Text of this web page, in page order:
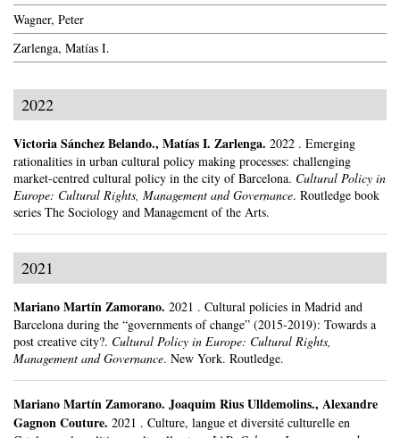
2022
Victoria Sánchez Belando., Matías I. Zarlenga. 2022 . Emerging
rationalities in urban cultural policy making processes: challenging
market-centred cultural policy in the city of Barcelona. Cultural Policy in
Europe: Cultural Rights, Management and Governance. Routledge book
series The Sociology and Management of the Arts.
2021
Mariano Martín Zamorano. 2021 . Cultural policies in Madrid and
Barcelona during the “governments of change” (2015-2019): Towards a
post creative city?. Cultural Policy in Europe: Cultural Rights,
Management and Governance. New York. Routledge.
Mariano Martín Zamorano. Joaquim Rius Ulldemolins., Alexandre
Gagnon Couture. 2021 . Culture, langue et diversité culturelle en
Wagner, Peter
Zarlenga, Matías I.